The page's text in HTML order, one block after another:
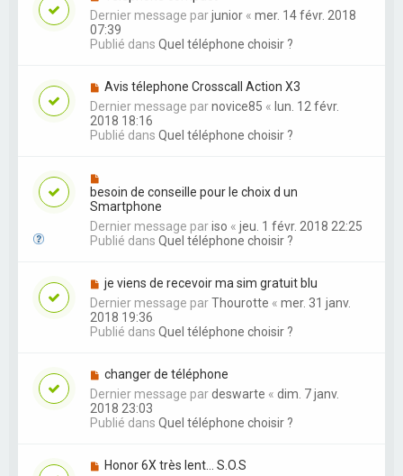
Dernier message parjunior « mer. 14 févr. 2018
07:39
Publié dans Quel téléphone choisir ?
Avis télephone Crosscall Action X3
Dernier message parnovice85 « lun. 12 févr.
2018 18:16
Publié dans Quel téléphone choisir ?
besoin de conseille pour le choix d un
Smartphone
Dernier message pariso « jeu. 1 févr. 2018 22:25
Publié dans Quel téléphone choisir ?
je viens de recevoir ma sim gratuit blu
Dernier message parThourotte « mer. 31 janv.
2018 19:36
Publié dans Quel téléphone choisir ?
changer de téléphone
Dernier message pardeswarte « dim. 7 janv.
2018 23:03
Publié dans Quel téléphone choisir ?
Honor 6X très lent... S.O.S